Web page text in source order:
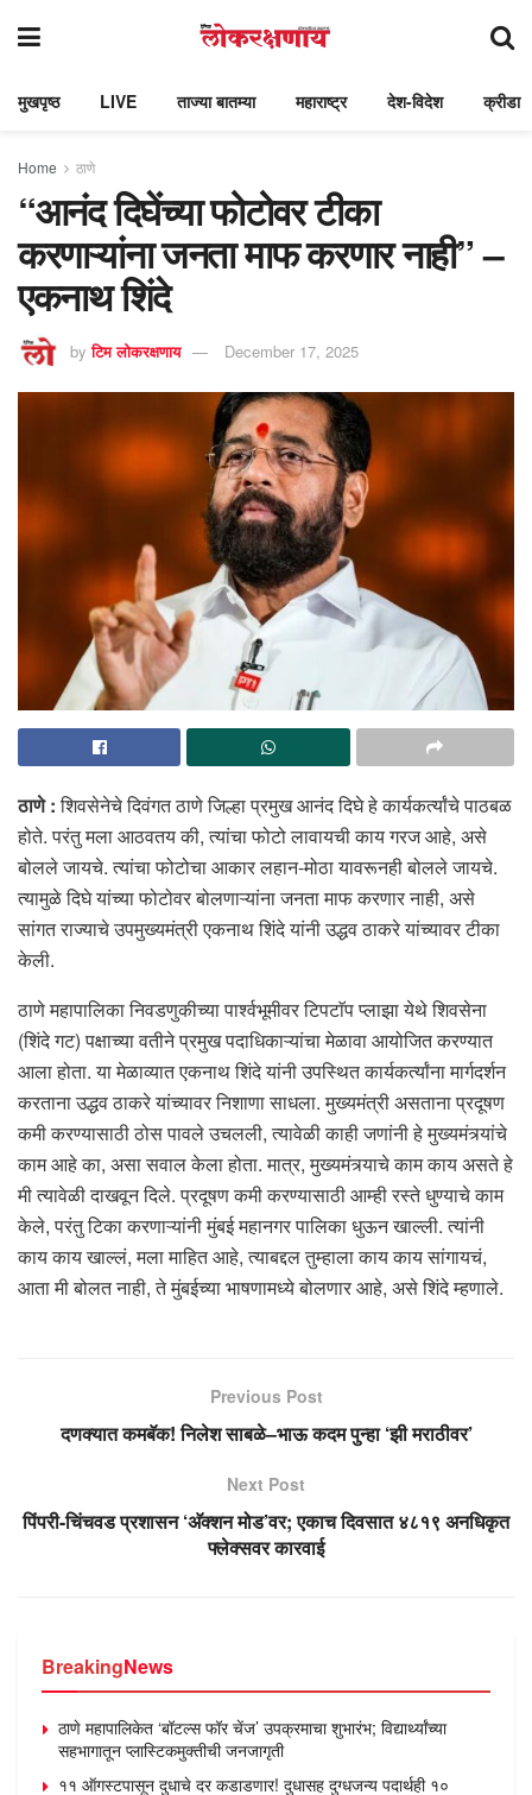
मुखपृष्ठ LIVE ताज्या बातम्या महाराष्ट्र देश-विदेश क्रीडा
Home ठाणे
“आनंद दिघेंच्या फोटोवर टीका
करणाऱ्यांना जनता माफ करणार नाही” –
एकनाथ शिंदे
by टिम लोकरक्षणाय December 17, 2025
ठाणे :शिवसेनेचे दिवंगत ठाणे जिल्हा प्रमुख आनंद दिघे हे कार्यकर्त्यांचे पाठबळ
होते. परंतु मला आठवतय की, त्यांचा फोटो लावायची काय गरज आहे, असे
बोलले जायचे. त्यांचा फोटोचा आकार लहान-मोठा यावरूनही बोलले जायचे.
त्यामुळे दिघे यांच्या फोटोवर बोलणाऱ्यांना जनता माफ करणार नाही, असे
सांगत राज्याचे उपमुख्यमंत्री एकनाथ शिंदे यांनी उद्धव ठाकरे यांच्यावर टीका
केली.
ठाणे महापालिका निवडणुकीच्या पार्श्वभूमीवर टिपटाॅप प्लाझा येथे शिवसेना
(शिंदे गट) पक्षाच्या वतीने प्रमुख पदाधिकाऱ्यांचा मेळावा आयोजित करण्यात
आला होता. या मेळाव्यात एकनाथ शिंदे यांनी उपस्थित कार्यकर्त्यांना मार्गदर्शन
करताना उद्धव ठाकरे यांच्यावर निशाणा साधला. मुख्यमंत्री असताना प्रदूषण
कमी करण्यासाठी ठोस पावले उचलली, त्यावेळी काही जणांनी हे मुख्यमंत्र्यांचे
काम आहे का, असा सवाल केला होता. मात्र, मुख्यमंत्र्याचे काम काय असते हे
मी त्यावेळी दाखवून दिले. प्रदूषण कमी करण्यासाठी आम्ही रस्ते धुण्याचे काम
केले, परंतु टिका करणाऱ्यांनी मुंबई महानगर पालिका धुऊन खाल्ली. त्यांनी
काय काय खाल्लं, मला माहित आहे, त्याबद्दल तुम्हाला काय काय सांगायचं,
आता मी बोलत नाही, ते मुंबईच्या भाषणामध्ये बोलणार आहे, असे शिंदे म्हणाले.
Previous Post
दणक्यात कमबॅक! निलेश साबळे–भाऊ कदम पुन्हा ‘झी मराठीवर’
Next Post
पिंपरी-चिंचवड प्रशासन ‘अ‍ॅक्शन मोड’वर; एकाच दिवसात ४८१९ अनधिकृत
फ्लेक्सवर कारवाई
BreakingNews
ठाणे महापालिकेत ‘बॉटल्स फॉर चेंज’ उपक्रमाचा शुभारंभ; विद्यार्थ्यांच्या
सहभागातून प्लास्टिकमुक्तीची जनजागृती
११ ऑगस्टपासून दुधाचे दर कडाडणार! दुधासह दुग्धजन्य पदार्थही १०